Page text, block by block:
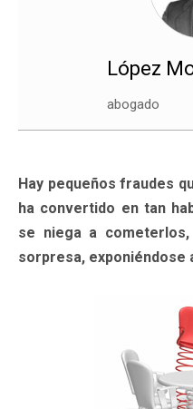
López
abogado
Hay pequeños fraudes
ha convertido en tan
se niega a
sorpresa, exponiéndose